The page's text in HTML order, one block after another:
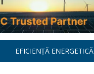
EFICIENȚĂ ENERGETICĂ